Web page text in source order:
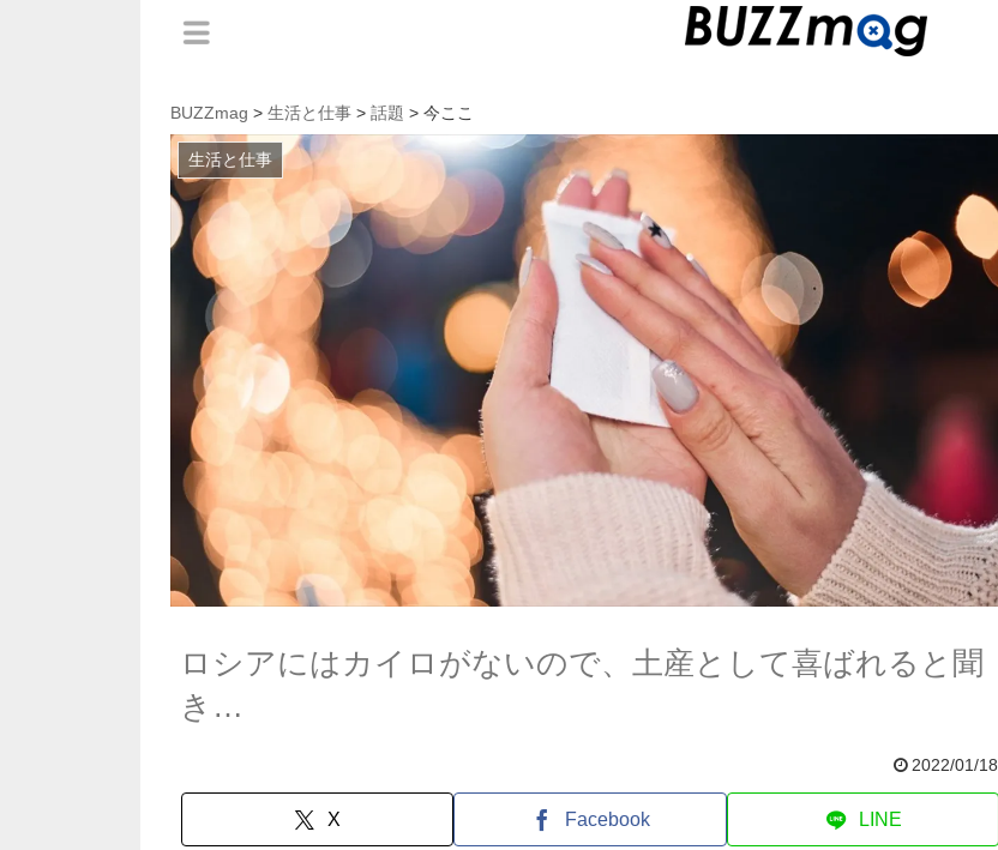
BUZZmag > 生活と仕事 > 話題 > 今ここ
生活と仕事
ロシアにはカイロがないので、土産として喜ばれると聞
き…
2022/01/18
X Facebook LINE